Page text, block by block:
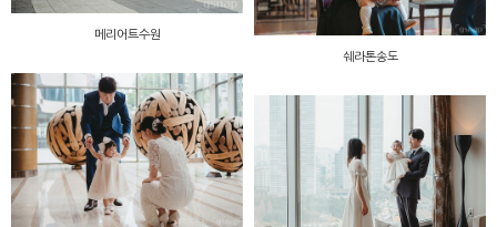
메리어트수원
쉐라톤송도